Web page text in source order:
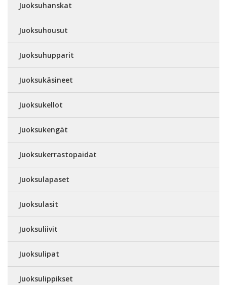
Juoksuhanskat
Juoksuhousut
Juoksuhupparit
Juoksukäsineet
Juoksukellot
Juoksukengät
Juoksukerrastopaidat
Juoksulapaset
Juoksulasit
Juoksuliivit
Juoksulipat
Juoksulippikset